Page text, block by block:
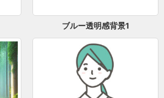
ブルー透明感背景1